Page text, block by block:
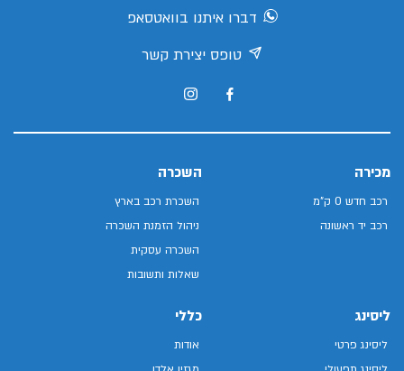
דברו איתנו בוואטסאפ
טופס יצירת קשר
מכירה
רכב חדש 0 ק"מ
רכב יד ראשונה
השכרה
השכרת רכב בארץ
ניהול הזמנת השכרה
השכרה עסקית
שאלות ותשובות
ליסינג
ליסינג פרטי
כללי
אודות